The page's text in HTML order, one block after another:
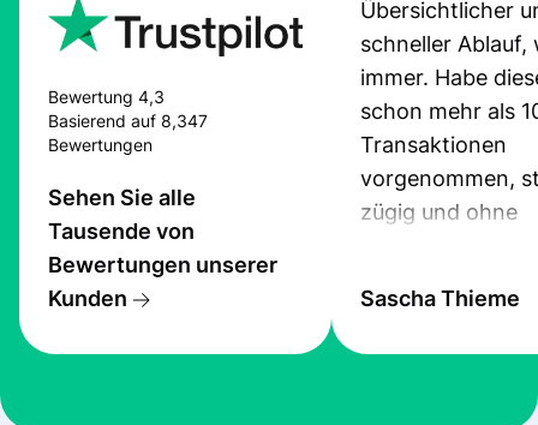
Bewertung 4,3
Basierend auf 8,347
Bewertungen
Sehen Sie alle
Tausende von
Bewertungen unserer
Kunden
Übersichtlicher
schneller Ablauf,
immer. Habe
schon mehr als
Transaktionen
vorgenommen,
zügig und ohne
Sascha Thieme